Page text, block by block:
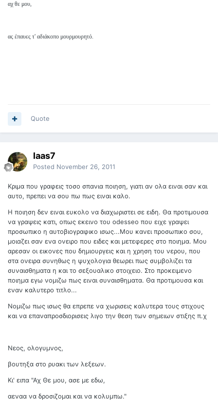
αχ θε μου,
ας έπαυες τ' αδιάκοπο μουρμουρητό.
Quote
laas7
Posted November 26, 2011
Κριμα που γραφεις τοσο σπανια ποιηση, γιατι αν ολα ειναι σαν και
αυτο, πρεπει να σου πω πως ειναι καλο.
Η ποιηση δεν ειναι ευκολο να διαχωριστει σε ειδη. Θα προτιμουσα
να γραψεις κατι, οπως εκεινο του odesseo που ειχε γραψει
προσωπικο η αυτοβιογραφικο ισως...Μου κανει προσωπικο σου,
μοιαζει σαν ενα ονειρο που ειδες και μετεφερες στο ποιημα. Μου
αρεσαν οι εικονες που δημιουργεις και η χρηση του νερου, που
στα ονειρα συνηθως η ψυχολογια θεωρει πως συμβολιζει τα
συναισθηματα η και το σεξουαλικο στοιχειο. Στο προκειμενο
ποιημα εγω νομιζω πως ειναι συναισθηματα. Θα προτιμουσα και
εναν καλυτερο τιτλο...
Νομιζω πως ισως θα επρεπε να χωρισεις καλυτερα τους στιχους
και να επαναπροσδιορισεις λιγο την θεση των σημειων στιξης π.χ
Νεος, ολογυμνος,
βουτηξα στο ρυακι των λεξεων.
Κι' ειπα "Αχ Θε μου, ασε με εδω,
αεναα να δροσιζομαι και να κολυμπω."